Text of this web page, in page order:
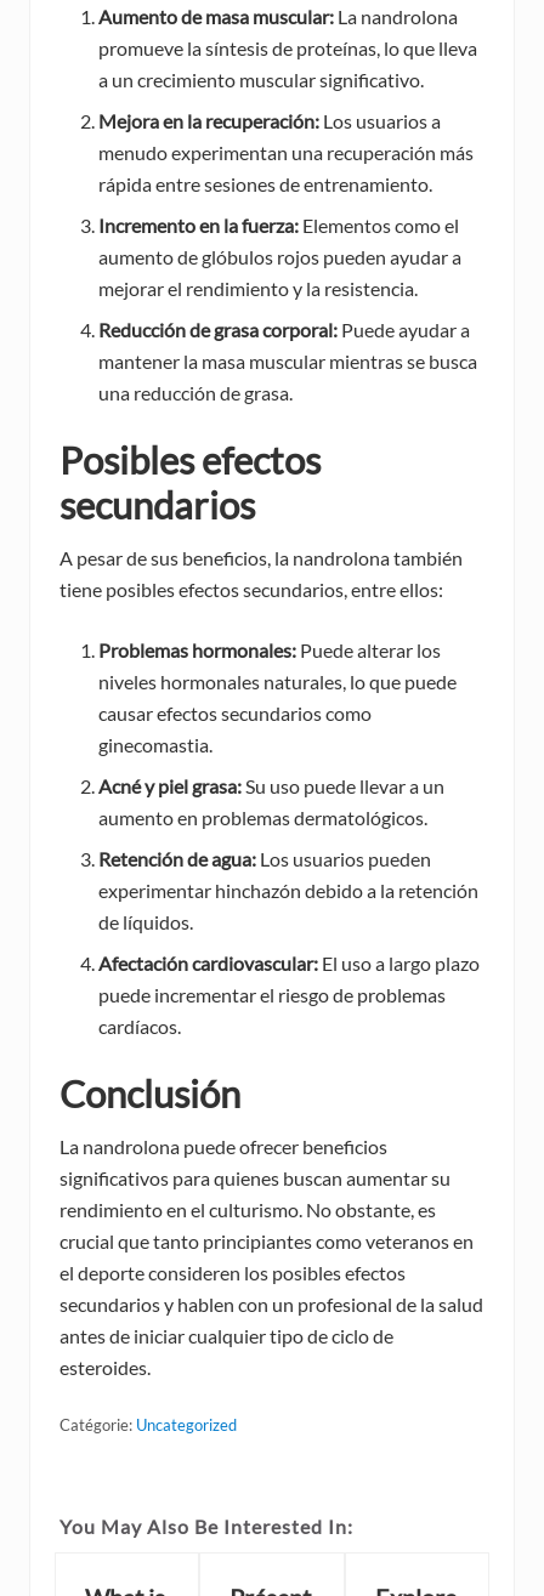
Aumento de masa muscular: La nandrolona
promueve la síntesis de proteínas, lo que lleva
a un crecimiento muscular significativo.
Mejora en la recuperación: Los usuarios a
menudo experimentan una recuperación más
rápida entre sesiones de entrenamiento.
Incremento en la fuerza: Elementos como el
aumento de glóbulos rojos pueden ayudar a
mejorar el rendimiento y la resistencia.
Reducción de grasa corporal: Puede ayudar a
mantener la masa muscular mientras se busca
una reducción de grasa.
Posibles efectos
secundarios
A pesar de sus beneficios, la nandrolona también
tiene posibles efectos secundarios, entre ellos:
Problemas hormonales: Puede alterar los
niveles hormonales naturales, lo que puede
causar efectos secundarios como
ginecomastia.
Acné y piel grasa:Su uso puede llevar a un
aumento en problemas dermatológicos.
Retención de agua: Los usuarios pueden
experimentar hinchazón debido a la retención
de líquidos.
Afectación cardiovascular: El uso a largo plazo
puede incrementar el riesgo de problemas
cardíacos.
Conclusión
La nandrolona puede ofrecer beneficios
significativos para quienes buscan aumentar su
rendimiento en el culturismo. No obstante, es
crucial que tanto principiantes como veteranos en
el deporte consideren los posibles efectos
secundarios y hablen con un profesional de la salud
antes de iniciar cualquier tipo de ciclo de
esteroides.
Catégorie: Uncategorized
You May Also Be Interested In: